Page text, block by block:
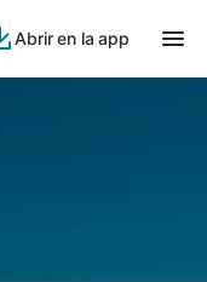
Abrir en la app